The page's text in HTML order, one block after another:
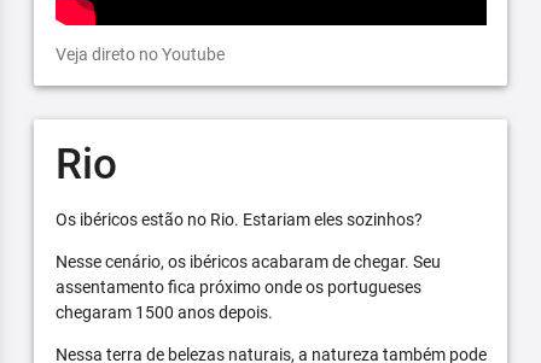
Veja direto no Youtube
Rio
Os ibéricos estão no Rio. Estariam eles sozinhos?
Nesse cenário, os ibéricos acabaram de chegar. Seu
assentamento fica próximo onde os portugueses
chegaram 1500 anos depois.
Nessa terra de belezas naturais, a natureza também pode